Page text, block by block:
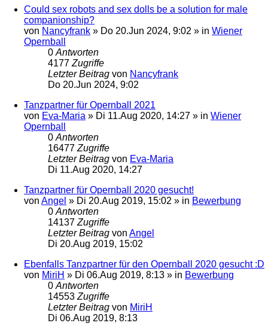
Could sex robots and sex dolls be a solution for male
companionship?
von Nancyfrank » Do 20.Jun 2024, 9:02 » in Wiener
Opernball
0 Antworten
4177 Zugriffe
Letzter Beitrag von Nancyfrank
Do 20.Jun 2024, 9:02
Tanzpartner für Opernball 2021
von Eva-Maria » Di 11.Aug 2020, 14:27 » in Wiener
Opernball
0 Antworten
16477 Zugriffe
Letzter Beitrag von Eva-Maria
Di 11.Aug 2020, 14:27
Tanzpartner für Opernball 2020 gesucht!
von Angel » Di 20.Aug 2019, 15:02 » in Bewerbung
0 Antworten
14137 Zugriffe
Letzter Beitrag von Angel
Di 20.Aug 2019, 15:02
Ebenfalls Tanzpartner für den Opernball 2020 gesucht :D
von MiriH » Di 06.Aug 2019, 8:13 » in Bewerbung
0 Antworten
14553 Zugriffe
Letzter Beitrag von MiriH
Di 06.Aug 2019, 8:13